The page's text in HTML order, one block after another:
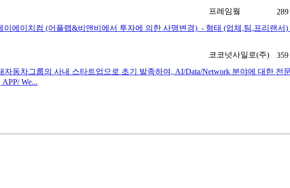
프레임웤 289
이치컴 (어플랩&비앤비에서 투자에 의한 사명변경) ​ - 형태 (업체,팀,프리랜서)
코코넛사일로(주) 359
동차그룹의 사내 스타트업으로 초기 발족하여, AI/Data/Network 분야에 대한 전
We...